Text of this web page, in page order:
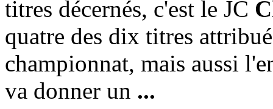
titres décernés, c'est le JC
quatre des dix titres
championnat, mais aussi
va donner un ...